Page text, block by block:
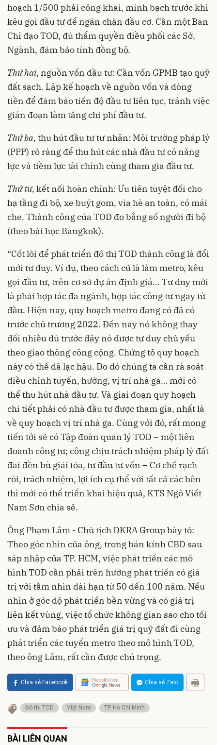
hoạch 1/500 phải công khai, minh bạch trước khi
kêu gọi đầu tư để ngăn chặn đầu cơ. Cần một Ban
Chỉ đạo TOD, đủ thẩm quyền điều phối các Sở,
Ngành, đảm bảo tính đồng bộ.
Thứ hai, nguồn vốn đầu tư: Cần vốn GPMB tạo quỹ
đất sạch. Lập kế hoạch về nguồn vốn và dòng
tiền để đảm bảo tiến độ đầu tư liên tục, tránh việc
gián đoạn làm tăng chi phí đầu tư.
Thứ ba, thu hút đầu tư tư nhân: Môi trường pháp lý
(PPP) rõ ràng để thu hút các nhà đầu tư có năng
lực và tiềm lực tài chính cùng tham gia đầu tư.
Thứ tư, kết nối hoàn chỉnh: Ưu tiên tuyệt đối cho
hạ tầng đi bộ, xe buýt gom, vỉa hè an toàn, có mái
che. Thành công của TOD đo bằng số người đi bộ
(theo bài học Bangkok).
“Cốt lõi để phát triển đô thị TOD thành công là đổi
mới tư duy. Ví dụ, theo cách cũ là làm metro, kêu
gọi đầu tư, trên cơ sở dự án định giá... Tư duy mới
là phải hợp tác đa ngành, hợp tác công tư ngay từ
đầu. Hiện nay, quy hoạch metro đang có đã có
trước chủ trương 2022. Đến nay nó không thay
đổi nhiều dù trước đây nó được tư duy chủ yếu
theo giao thông công cộng. Chứng tỏ quy hoạch
này có thể đã lạc hậu. Do đó chúng ta cần rà soát
điều chỉnh tuyến, hướng, vị trí nhà ga… mới có
thể thu hút nhà đầu tư. Và giai đoạn quy hoạch
chi tiết phải có nhà đầu tư được tham gia, nhất là
về quy hoạch vị trí nhà ga. Cùng với đó, rất mong
tiến tới sẽ có Tập đoàn quản lý TOD – một liên
doanh công tư; công chịu trách nhiệm pháp lý đất
đai đền bù giải tỏa, tư đầu tư vốn – Cơ chế rạch
ròi, trách nhiệm, lợi ích cụ thể với tất cả các bên
thì mới có thể triển khai hiệu quả, KTS Ngô Viết
Nam Sơn chia sẻ.
Ông Phạm Lâm - Chủ tịch DKRA Group bày tỏ:
Theo góc nhìn của ông, trong bán kính CBD sau
sáp nhập của TP. HCM, việc phát triển các mô
hình TOD cần phải trên hướng phát triển có giá
trị với tầm nhìn dài hạn từ 50 đến 100 năm. Nếu
nhìn ở góc độ phát triển bền vững và có giá trị
liên kết vùng, việc tổ chức không gian sao cho tối
ưu và đảm bảo phát triển giá trị quỹ đất đi cùng
phát triển các tuyến metro theo mô hình TOD,
theo ông Lâm, rất cần được chú trọng.
Chia sẻ Facebook Theo dõi trên Chia sẻ Zalo
Đô thị TOD Việt Nam TP. Hồ Chí Minh
BÀI LIÊN QUAN